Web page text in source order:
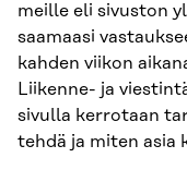
meille eli sivuston
saamaasi
kahden viikon
Liikenne- ja
sivulla kerrotaan
tehdä ja miten asia